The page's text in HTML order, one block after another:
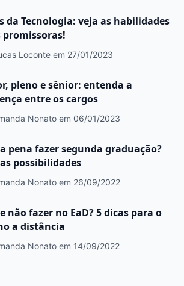
da Tecnologia: veja as habilidades
promissoras!
Loconte em 27/01/2023
pleno e sênior: entenda a
entre os cargos
Nonato em 06/01/2023
pena fazer segunda graduação?
possibilidades
Nonato em 26/09/2022
não fazer no EaD? 5 dicas para o
a distância
Nonato em 14/09/2022